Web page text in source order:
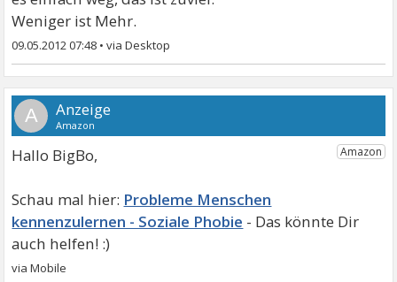
Weniger ist Mehr.
09.05.2012 07:48 •
A
Hallo BigBo,
Probleme Menschen
kennenzulernen - Soziale Phobie